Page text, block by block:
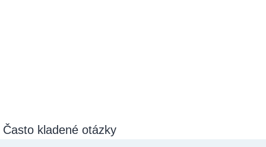
Často kladené otázky